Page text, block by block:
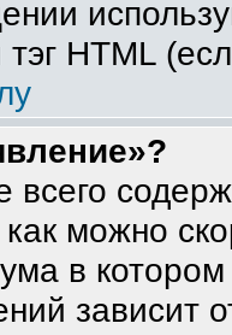
HTML
всего
можно
в
зависит